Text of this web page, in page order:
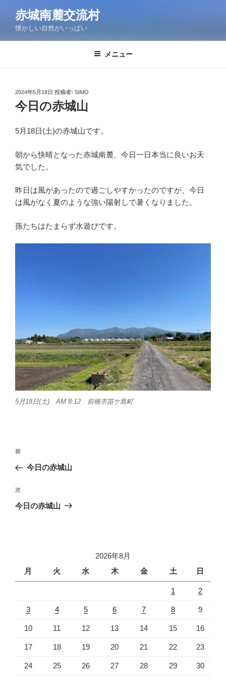
ン
赤城南麓交流村
懐かしい自然がいっぱい
メニュー
投
稿
日:
2024年5月18日 投稿者: SIMO
今日の赤城山
5月18日(土)の赤城山です。
朝から快晴となった赤城南麓、今日一日本当に良いお天
気でした。
昨日は風があったので過ごしやすかったのですが、今日
は風がなく夏のような強い陽射しで暑くなりました。
孫たちはたまらず水遊びです。
5月18日(土) AM 8:12 前橋市苗ケ島町
投
ナ
ビ
ゲ
前
の
稿
前
今日の赤城山
次
の
次
今日の赤城山
2026年8月
月
火 水 木 金 土 日
1 2
3 4 5 6 7 8 9
10 11 12 13 14 15 16
17 18 19 20 21 22 23
24 25 26 27 28 29 30